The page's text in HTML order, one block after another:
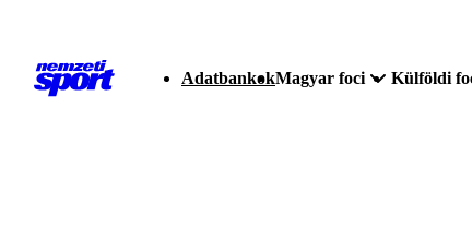
AdatbankokMagyar foci Külföldi